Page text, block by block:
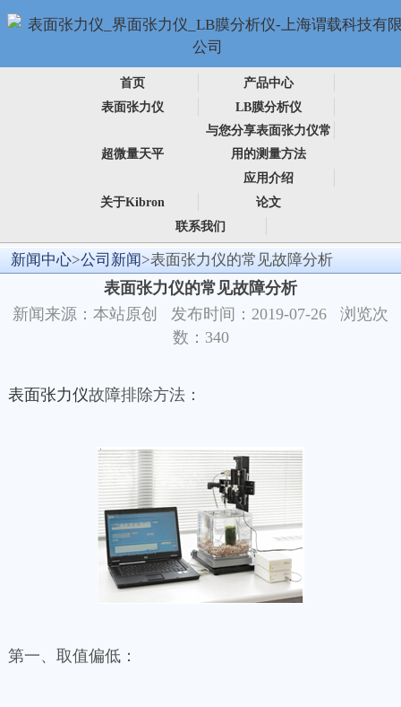
首页
产品中心
表面张力仪
LB膜分析仪
超微量天平
与您分享表面张力仪常
用的测量方法
应用介绍
关于Kibron
论文
联系我们
新闻中心>公司新闻>表面张力仪的常见故障分析
表面张力仪的常见故障分析
新闻来源：本站原创 发布时间：2019-07-26 浏览次
数：340
表面张力仪故障排除方法：
第一、取值偏低：